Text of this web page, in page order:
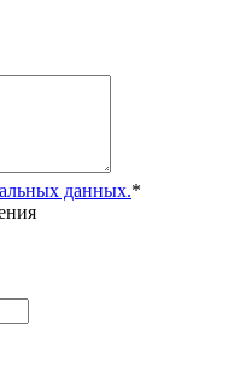
данных.*